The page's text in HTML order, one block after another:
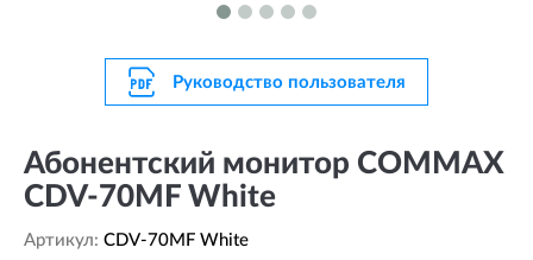
Руководство пользователя
Абонентский монитор COMMAX
CDV-70MF White
Артикул: CDV-70MF White